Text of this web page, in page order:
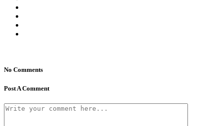
No Comments
Post A Comment